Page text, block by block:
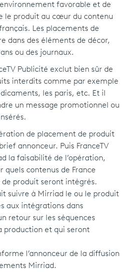
favorable et de
le produit au cœur du contenu
Les placements de
dans des éléments de décor,
ou des journaux.
Publicité exclut bien sûr de
interdits comme par exemple
les paris, etc. Et il
un message promotionnel ou
de placement de produit
annonceur. Puis FranceTV
la faisabilité de l’opération,
contenus de France
de produit seront intégrés.
suivre à Mirriad le ou le produit
aux intégrations dans
retour sur les séquences
production et qui seront
l’annonceur de la diffusion
Mirriad.